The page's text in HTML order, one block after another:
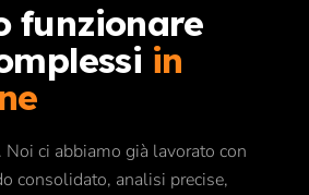
funzionare
in
ci abbiamo già lavorato con
consolidato, analisi precise,